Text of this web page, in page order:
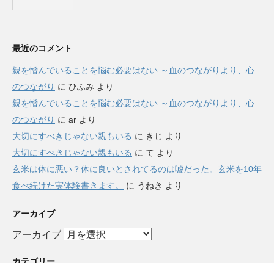
最近のコメント
親を憎んでいることを悩む必要はない ～血のつながりより、心
のつながり に ひふみ より
親を憎んでいることを悩む必要はない ～血のつながりより、心
のつながり に ar より
大切にすべきじゃない親もいる に きじ より
大切にすべきじゃない親もいる に て より
玄米は体に悪い？体に良いとされてるのは嘘だった。玄米を10年
食べ続けた実体験書きます。
に うねき より
アーカイブ
アーカイブ